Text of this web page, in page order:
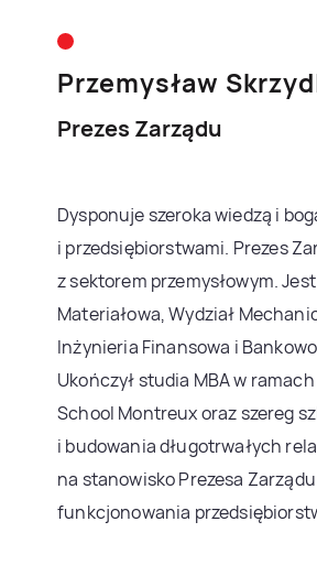
Przemysław
Prezes Zarządu
Dysponuje szeroka wiedzą i
i przedsiębiorstwami. Prezes
z sektorem przemysłowym.
Materiałowa, Wydział
Inżynieria Finansowa i
Ukończył studia MBA w
School Montreux oraz szereg
i budowania długotrwałych
na stanowisko Prezesa
funkcjonowania